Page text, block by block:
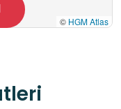
© HGM Atlas